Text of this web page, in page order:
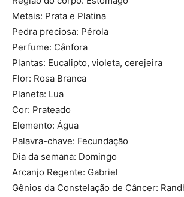
Metais: Prata e Platina
Pedra preciosa: Pérola
Perfume: Cânfora
Plantas: Eucalipto, violeta, cerejeira
Flor: Rosa Branca
Planeta: Lua
Cor: Prateado
Elemento: Água
Palavra-chave: Fecundação
Dia da semana: Domingo
Arcanjo Regente: Gabriel
Gênios da Constelação de Câncer: